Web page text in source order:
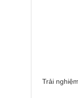
Trải